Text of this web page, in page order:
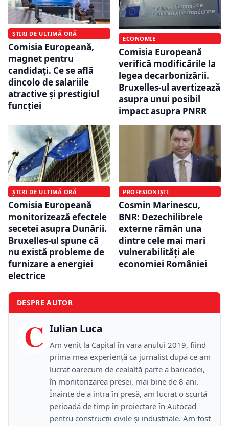
ȘTIRI DE ULTIMĂ ORĂ
Comisia Europeană,
magnet pentru
candidați. Ce se află
dincolo de salariile
atractive și prestigiul
funcției
ECONOMIE
Comisia Europeană
verifică modificările la
legea decarbonizării.
Bruxelles-ul avertizează
asupra unui posibil
impact asupra PNRR
ȘTIRI DE ULTIMĂ ORĂ
Comisia Europeană
monitorizează efectele
secetei asupra Dunării.
Bruxelles-ul spune că
nu există probleme de
furnizare a energiei
electrice
PROFESIONIȘTI
Cosmin Marinescu,
BNR: Dezechilibrele
externe rămân una
dintre cele mai mari
vulnerabilități ale
economiei României
DESPRE AUTOR
C Iulian Luca
Am venit la Capital în vara anului 2019, fiind
prima mea experiență ca jurnalist după ce am
lucrat oarecum de cealaltă parte a baricadei,
în monitorizarea presei, mai bine de 8 ani.
Înainte de a intra în presă, am lucrat o scurtă
perioadă de timp în proiectare în Autocad
pentru construcții civile și industriale. Am fost